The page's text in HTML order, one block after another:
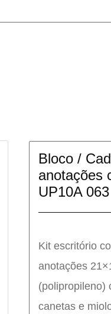
Bloco /
anotações
UP10A 063
Kit escritório
anotações
(polipropileno)
canetas e